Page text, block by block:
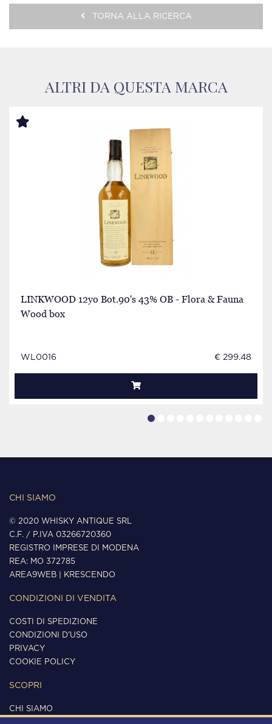
TORNA ALLA RICERCA
ALTRI DA QUESTA MARCA
LINKWOOD 12yo Bot.90's 43% OB - Flora & Fauna
Wood box
WL0016 € 299.48
CHI SIAMO
© 2020 WHISKY ANTIQUE SRL
C.F. / P.IVA 03266720360
REGISTRO IMPRESE DI MODENA
REA: MO 372785
AREA9WEB
KRESCENDO
CONDIZIONI DI VENDITA
COSTI DI SPEDIZIONE
CONDIZIONI D'USO
PRIVACY
COOKIE POLICY
SCOPRI
CHI SIAMO